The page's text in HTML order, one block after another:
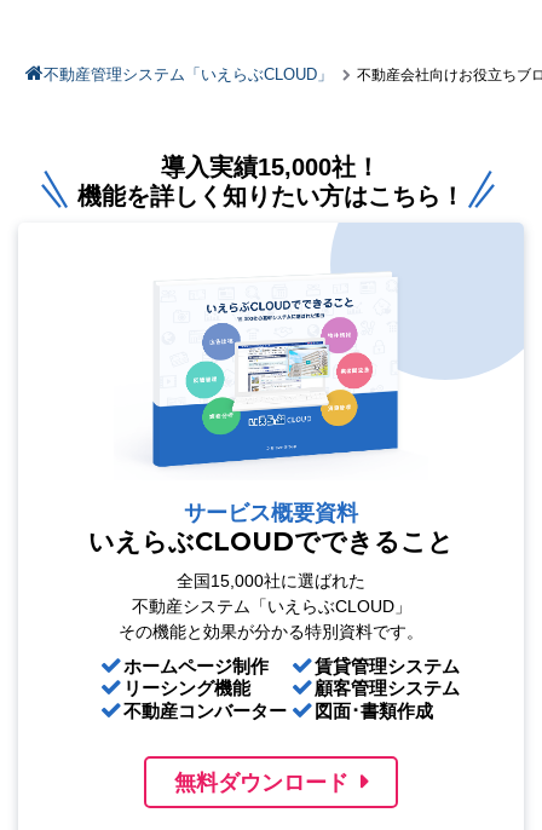
不動産管理システム「いえらぶCLOUD」 不動産会社向けお役立ちブ
導入実績15,000社！
機能を詳しく知りたい方はこちら！
サービス概要資料
いえらぶCLOUDでできること
全国15,000社に選ばれた
不動産システム「いえらぶCLOUD」
その機能と効果が分かる特別資料です。
ホームページ制作
リーシング機能
不動産コンバーター
賃貸管理システム
顧客管理システム
図面･書類作成
無料ダウンロード